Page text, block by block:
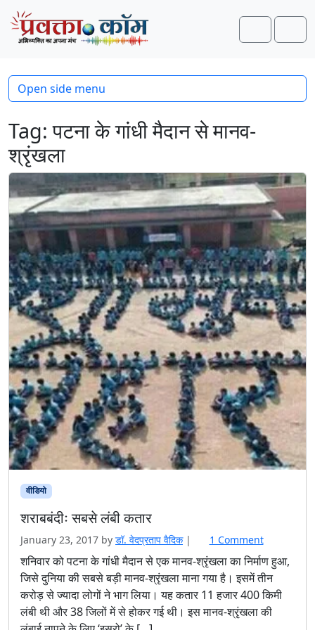
Skip to content
Skip to footer
Search
Tag:पटना के गांधी मैदान से मानव-
श्रृंखला
वीडियो
शराबबंदीः सबसे लंबी कतार
January 23, 2017 by डॉ. वेदप्रताप वैदिक | 1 Commento
श
रा
ब
बं
शनिवार को पटना के गांधी मैदान से एक मानव-श्रृंखला का निर्माण हुआ,
जिसे दुनिया की सबसे बड़ी मानव-श्रृंखला माना गया है। इसमें तीन
करोड़ से ज्यादा लोगों ने भाग लिया। यह कतार 11 हजार 400 किमी
लंबी थी और 38 जिलों में से होकर गई थी। इस मानव-श्रृंखला की
Open side menu